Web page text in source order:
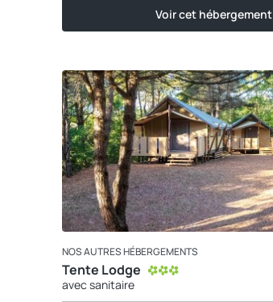
Voir cet hébergement
NOS AUTRES HÉBERGEMENTS
Tente Lodge
avec sanitaire